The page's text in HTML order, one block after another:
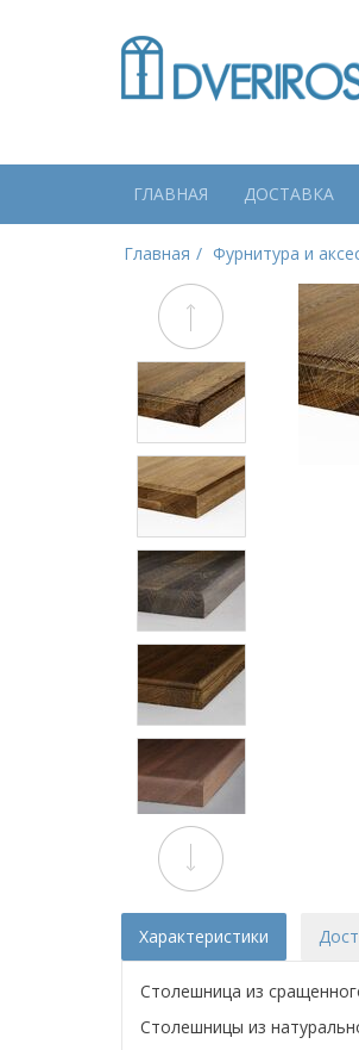
ГЛАВНАЯ ДОСТАВКА
Главная Фурнитура и
Характеристики
Столешница из
Столешницы из